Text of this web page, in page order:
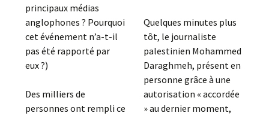
principaux médias
anglophones ? Pourquoi
cet événement n’a-t-il
pas été rapporté par
eux ?)
Des milliers de
personnes ont rempli ce
Quelques minutes plus
tôt, le journaliste
palestinien Mohammed
Daraghmeh, présent en
personne grâce à une
autorisation « accordée
» au dernier moment,